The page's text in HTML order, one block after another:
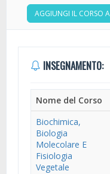
AGGIUNGI IL CORSO
INSEGNAMENTO:
Nome del Corso
Biochimica,
Biologia
Molecolare E
Fisiologia
Vegetale